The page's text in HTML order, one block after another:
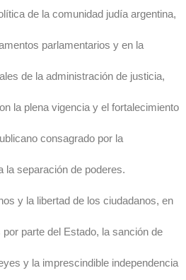
de la comunidad judía argentina,
parlamentarios y en la
de la administración de justicia,
la plena vigencia y el fortalecimiento
consagrado por la
la separación de poderes.
y la libertad de los ciudadanos, en
parte del Estado, la sanción de
y la imprescindible independencia